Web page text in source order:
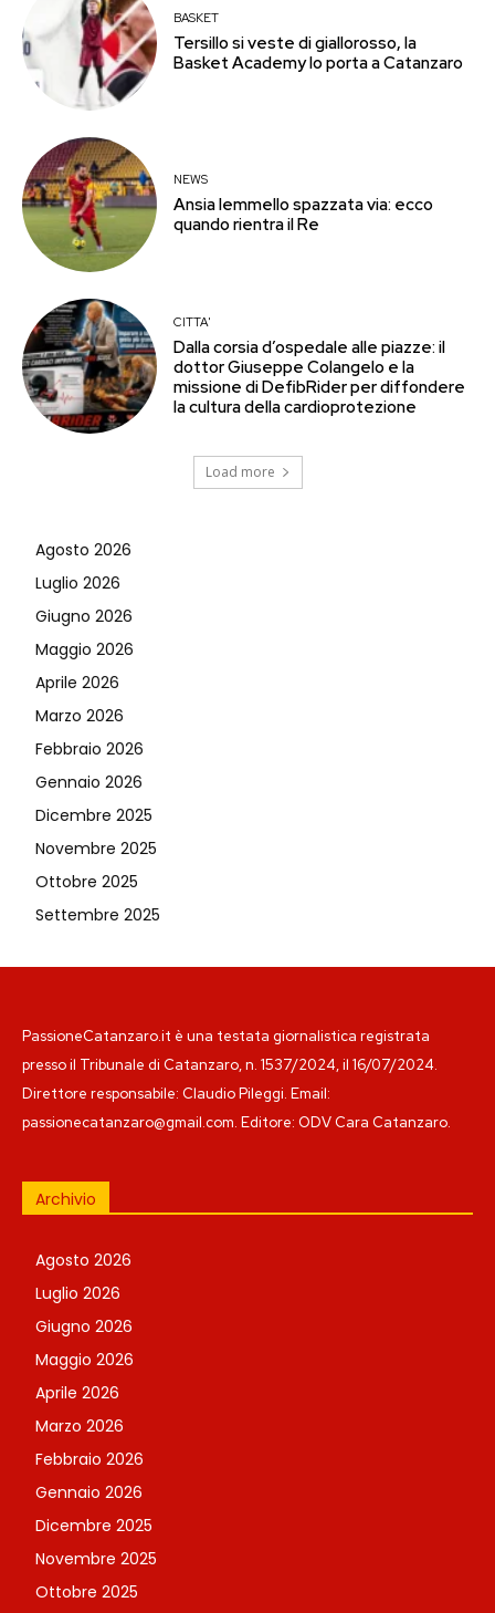
BASKET
Tersillo si veste di giallorosso, la
Basket Academy lo porta a Catanzaro
NEWS
Ansia Iemmello spazzata via: ecco
quando rientra il Re
CITTA'
Dalla corsia d’ospedale alle piazze: il
dottor Giuseppe Colangelo e la
missione di DefibRider per diffondere
la cultura della cardioprotezione
Load more
Agosto 2026
Luglio 2026
Giugno 2026
Maggio 2026
Aprile 2026
Marzo 2026
Febbraio 2026
Gennaio 2026
Dicembre 2025
Novembre 2025
Ottobre 2025
Settembre 2025
PassioneCatanzaro.it è una testata giornalistica registrata
presso il Tribunale di Catanzaro, n. 1537/2024, il 16/07/2024.
Direttore responsabile: Claudio Pileggi. Email:
passionecatanzaro@gmail.com. Editore: ODV Cara Catanzaro.
Archivio
Agosto 2026
Luglio 2026
Giugno 2026
Maggio 2026
Aprile 2026
Marzo 2026
Febbraio 2026
Gennaio 2026
Dicembre 2025
Novembre 2025
Ottobre 2025